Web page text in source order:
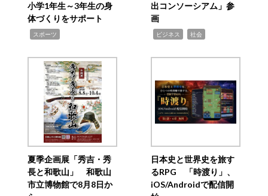
小学1年生～3年生の身
体づくりをサポート
スポーツ
出コンソーシアム」参
画
ビジネス 社会
夏季企画展「秀吉・秀
長と和歌山」 和歌山
市立博物館で8月8日か
日本史と世界史を旅す
るRPG 「時渡り」、
iOS/Androidで配信開